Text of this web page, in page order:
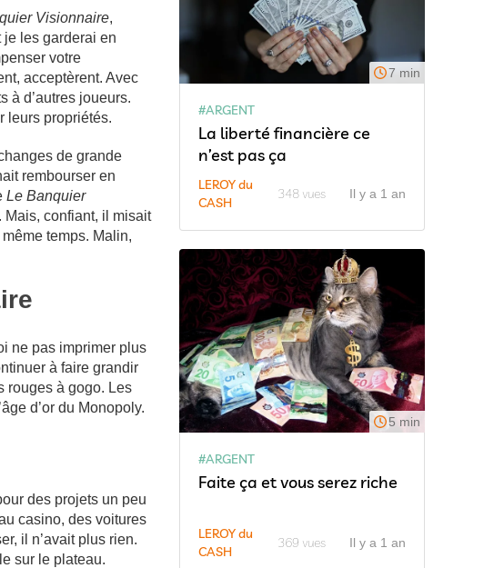
Visionnaire,
je les garderai en
votre
acceptèrent. Avec
à d’autres joueurs.
leurs propriétés.
de grande
rembourser en
Le Banquier
Mais, confiant, il misait
temps. Malin,
ne pas imprimer plus
à faire grandir
rouges à gogo. Les
d’or du Monopoly.
des projets un peu
casino, des voitures
il n’avait plus rien.
sur le plateau.
7 min
#ARGENT
La liberté financière ce
n’est pas ça
LEROY du
CASH
348 vues Il y a 1 an
5 min
#ARGENT
Faite ça et vous serez riche
LEROY du
CASH
369 vues Il y a 1 an